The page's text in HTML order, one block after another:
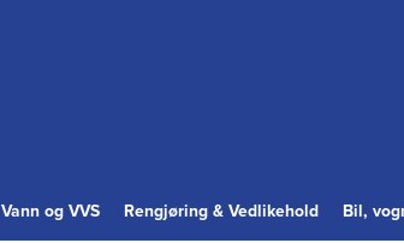
Vann og VVS Rengjøring & Vedlikehold Bil,